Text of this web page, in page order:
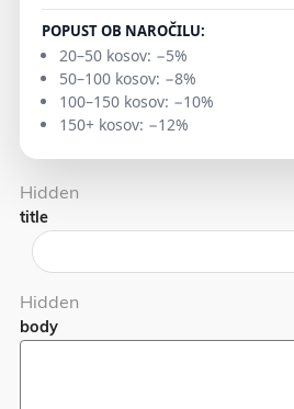
POPUST OB NAROČILU:
20–50 kosov: −5%
50–100 kosov: −8%
100–150 kosov: −10%
150+ kosov: −12%
Hidden
title
Hidden
body